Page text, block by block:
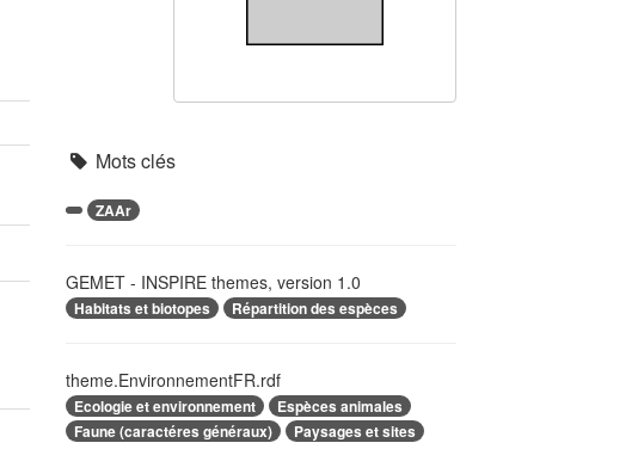
Mots clés
ZAAr
GEMET - INSPIRE themes, version 1.0
Habitats et biotopes Répartition des espèces
theme.EnvironnementFR.rdf
Ecologie et environnement
Espèces animales
Faune (caractéres généraux)
Paysages et sites